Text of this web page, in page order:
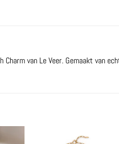
van Le Veer. Gemaakt van